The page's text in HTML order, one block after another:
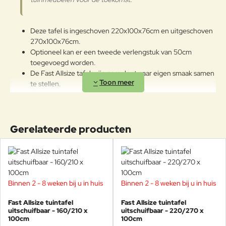
worden aangetast. We raden aan
om de producten wanneer ze
lange tijd niet gebruikt worden of
in de winter te reinigen en op een
Deze tafel is ingeschoven 220x100x76cm en uitgeschoven
270x100x76cm.
Optioneel kan er een tweede verlengstuk van 50cm
toegevoegd worden.
De Fast Allsize tafels zijn compleet naar eigen smaak samen
te stellen.
Ook verkrijgbaar met keramisch tafelblad.
Poten gemaakt van gegoten aluminium.
Geschikt voor vele jaren buitenplezier!
Kom de Fast Allsize collectie bewonderen bij
Veurst, bijna alle kleuren staan in de Veurst
showroom! Kom langs en maak uw eigen te
gekke kleurencombinatie. In onze winkel kunt u ook
stoelen van Fast bekijken die al ruim tien jaar buiten
staan. Nog steeds net zo mooi als tien jaar geleden ;-)
Gerelateerde producten
Binnen 2 - 8 weken bij u in huis
Fast Allsize tuintafel
uitschuifbaar - 160/210 x
100cm
Binnen 2 - 8 weken bij u in huis
Fast Allsize tuintafel
uitschuifbaar - 220/270 x
100cm